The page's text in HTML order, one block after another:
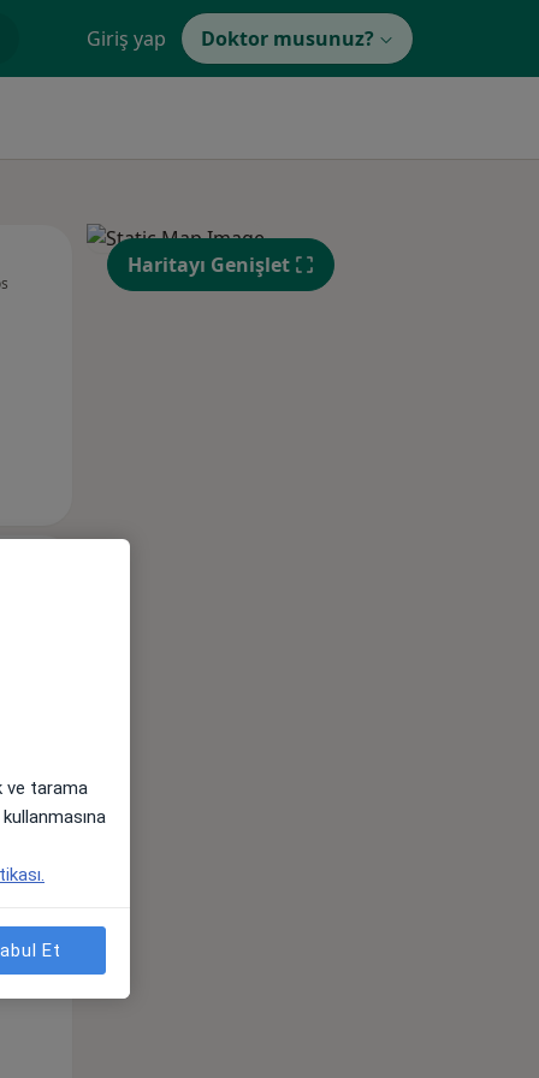
Giriş yap Doktor musunuz?
12 Ağustos
Per,
13 Ağustos
Cum,
14 Ağustos
Çar,
12 Ağustos
Haritayı Genişlet
ve tarama
Et